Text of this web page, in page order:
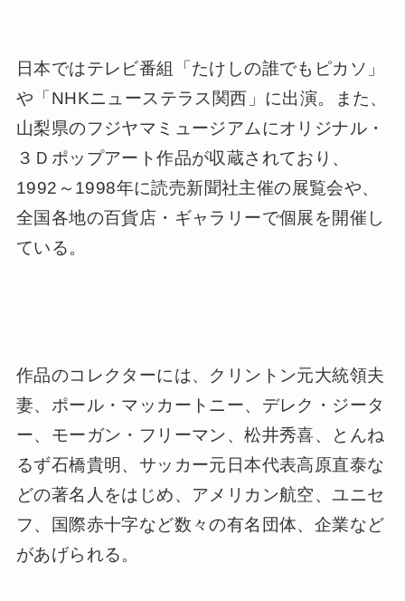
ディ500カーレース、ブリックヤード400カー
レース、ベルモント・ステークス競馬、カント
リーミュージック・アワード、デイタイム・エ
ミー賞、デイトナ500カーレース、ナスカー・
アクセラレーションなどの公式ポップアート作
品を手がける。
や「NHKニューステラス関西」に出演。また、
山梨県のフジヤマミュージアムにオリジナル・
３Ｄポップアート作品が収蔵されており、
1992～1998年に読売新聞社主催の展覧会や、
全国各地の百貨店・ギャラリーで個展を開催し
ている。